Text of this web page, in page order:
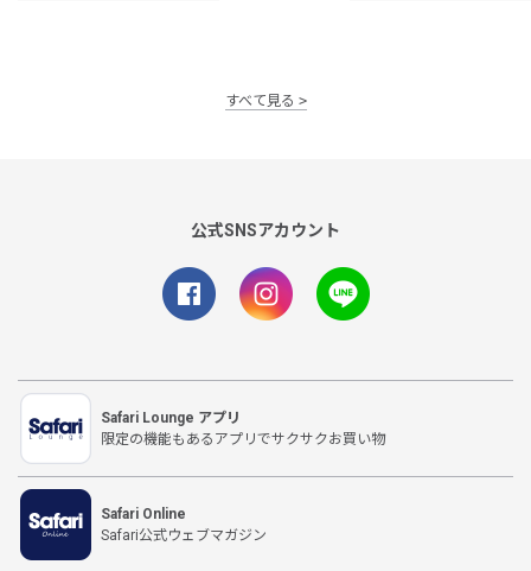
すべて見る
公式SNSアカウント
Safari Lounge アプリ
限定の機能もあるアプリでサクサクお買い物
Safari Online
Safari公式ウェブマガジン